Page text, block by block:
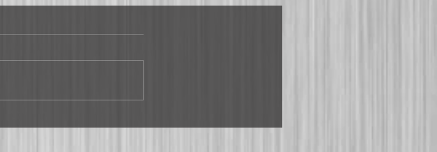
Gig in besonderem Ambiente